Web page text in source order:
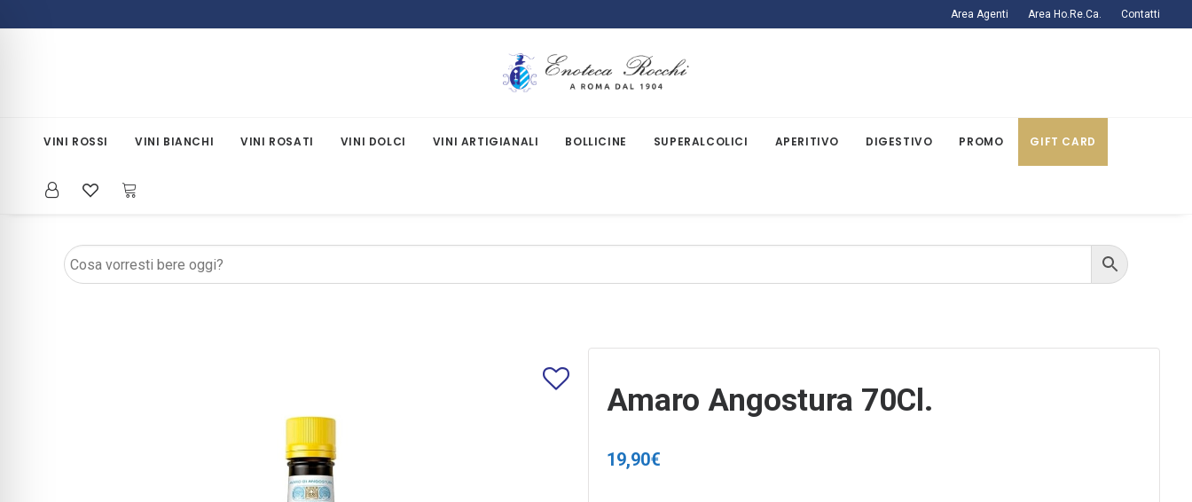
Area Agenti Area Ho.Re.Ca. Contatti
VINI ROSSI VINI BIANCHI VINI ROSATI VINI DOLCI VINI ARTIGIANALI BOLLICINE SUPERALCOLICI APERITIVO DIGESTIVO PROMO GIFT CARD
Amaro Angostura 70Cl.
19,90€